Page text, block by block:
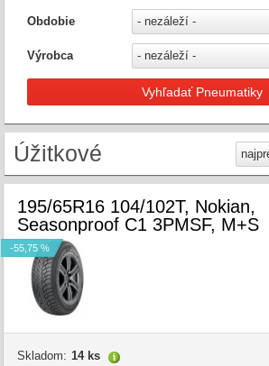
Obdobie
Výrobca
Vyhľadať Pneumatiky
Úžitkové
195/65R16 104/102T, Nokian,
Seasonproof C1 3PMSF, M+S
-55,75 %
Skladom: 14 ks